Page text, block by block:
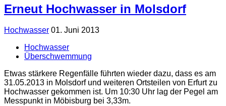
Erneut Hochwasser in Molsdorf
Hochwasser 01. Juni 2013
Hochwasser
Überschwemmung
Etwas stärkere Regenfälle führten wieder dazu, dass es am
31.05.2013 in Molsdorf und weiteren Ortsteilen von Erfurt zu
Hochwasser gekommen ist. Um 10:30 Uhr lag der Pegel am
Messpunkt in Möbisburg bei 3,33m.